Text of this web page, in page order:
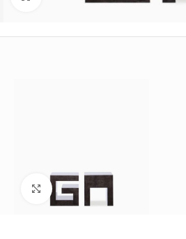
Büyütmek için tıklayın